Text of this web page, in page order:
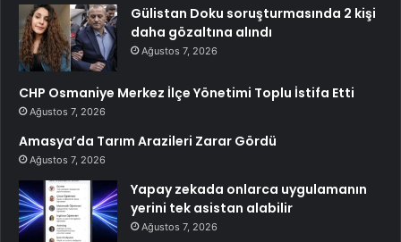
Gülistan Doku soruşturmasında 2 kişi
daha gözaltına alındı
Ağustos 7, 2026
CHP Osmaniye Merkez İlçe Yönetimi Toplu İstifa Etti
Ağustos 7, 2026
Amasya’da Tarım Arazileri Zarar Gördü
Ağustos 7, 2026
Yapay zekada onlarca uygulamanın
yerini tek asistan alabilir
Ağustos 7, 2026